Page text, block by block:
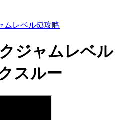
ムレベル63攻略
ジャムレベル
スルー